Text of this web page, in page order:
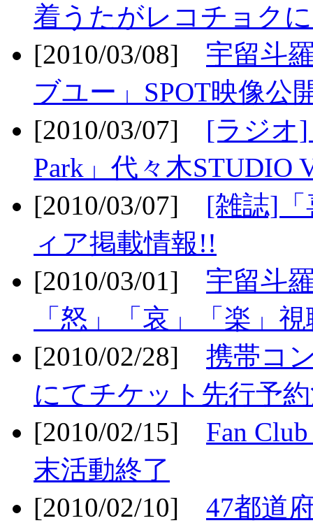
着うたがレコチョク
[2010/03/08] 宇留斗
ブユー」SPOT映像公
[2010/03/07] [ラジオ]
Park」代々木STUDIO
[2010/03/07] [雑誌]「
ィア掲載情報!!
[2010/03/01] 宇留斗
「怒」「哀」「楽」
[2010/02/28] 携帯コ
にてチケット先行予
[2010/02/15] Fan
末活動終了
[2010/02/10] 47都道